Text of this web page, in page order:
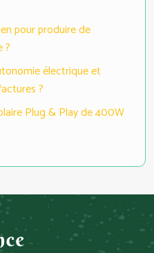
pour produire de
?
électrique et
?
Plug & Play de 400W